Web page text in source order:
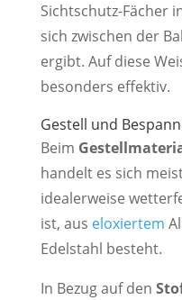
Sichtschutz-Fächer
sich zwischen der
ergibt. Auf diese
besonders effektiv.
Gestell und
Beim
handelt es sich
idealerweise
ist, aus eloxiertem
Edelstahl besteht.
In Bezug auf den